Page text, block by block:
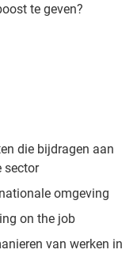
te geven?
die bijdragen aan
sector
omgeving
on the job
van werken in